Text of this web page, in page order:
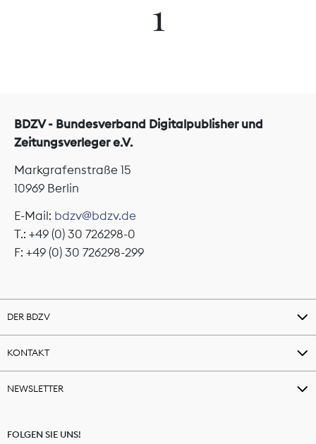
1
BDZV - Bundesverband Digitalpublisher und
Zeitungsverleger e.V.
Markgrafenstraße 15
10969 Berlin
E-Mail: bdzv@bdzv.de
T.: +49 (0) 30 726298-0
F: +49 (0) 30 726298-299
DER BDZV
KONTAKT
NEWSLETTER
FOLGEN SIE UNS!